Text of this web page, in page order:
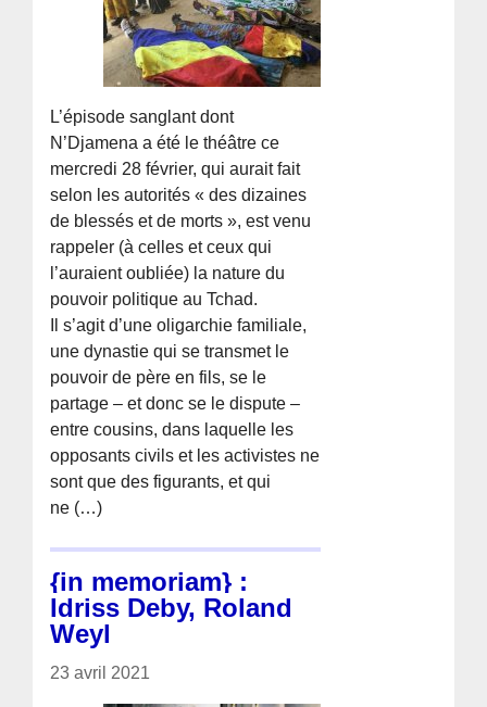
L’épisode sanglant dont
N’Djamena a été le théâtre ce
mercredi 28 février, qui aurait fait
selon les autorités « des dizaines
de blessés et de morts », est venu
rappeler (à celles et ceux qui
l’auraient oubliée) la nature du
pouvoir politique au Tchad.
Il s’agit d’une oligarchie familiale,
une dynastie qui se transmet le
pouvoir de père en fils, se le
partage – et donc se le dispute –
entre cousins, dans laquelle les
opposants civils et les activistes ne
sont que des figurants, et qui
ne (…)
{in memoriam} :
Idriss Deby, Roland
Weyl
23 avril 2021